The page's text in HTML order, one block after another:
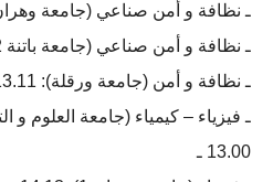
ـ نظافة و أمن صناعي (جامعة وهران 2):
ـ نظافة و أمن صناعي (جامعة باتنة 2): 13.72 ـ
ـ نظافة و أمن (جامعة ورقلة): 13.11 ـ
ـ فيزياء – كيمياء (جامعة العلوم و
13.00 ـ